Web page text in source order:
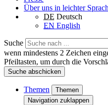
Über uns in leichter
DE Deutsch
EN English
Suche
wenn mindestens 2 Zeichen
Pfeiltasten, um durch die
Suche abschicken
Themen
Themen
Navigation zuklappen